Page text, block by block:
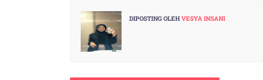
DIPOSTING OLEHVESYA INSANI